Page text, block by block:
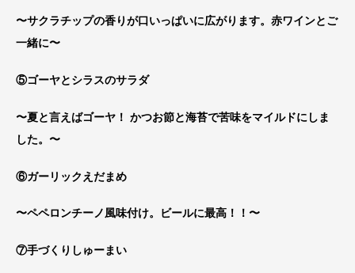
〜サクラチップの香りが口いっぱいに広がります。赤ワインとご
一緒に〜
⑤ゴーヤとシラスのサラダ
〜夏と言えばゴーヤ！ かつお節と海苔で苦味をマイルドにしま
した。〜
⑥ガーリックえだまめ
〜ペペロンチーノ風味付け。ビールに最高！！〜
⑦手づくりしゅーまい